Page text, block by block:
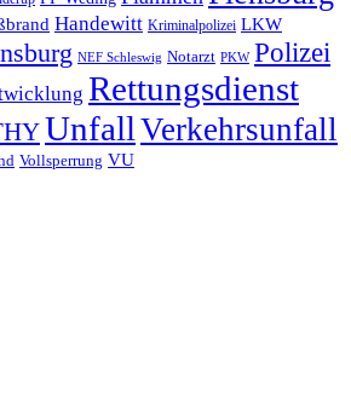
Handewitt Kriminalpolizei LKW
NEF Schleswig Notarzt PKW Polizei
Rettungsdienst
Unfall Verkehrsunfall
Vollsperrung VU